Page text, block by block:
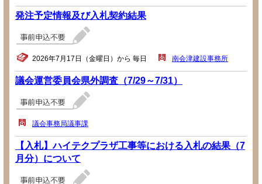
発注予定情報及び入札契約結果
2026年7月17日（金曜日）から 毎日 南会津建設事務所
議会運営委員会県外調査（7/29～7/31）
議会事務局議事課
【入札】ハイテクプラザ工事等における入札の結果（7
月分）について